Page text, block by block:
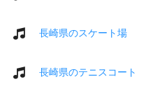
長崎県のスケート場
長崎県のテニスコート